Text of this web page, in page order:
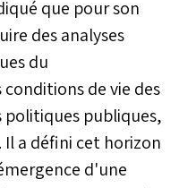
que pour son
des analyses
du
de vie des
politiques publiques,
a défini cet horizon
d'une